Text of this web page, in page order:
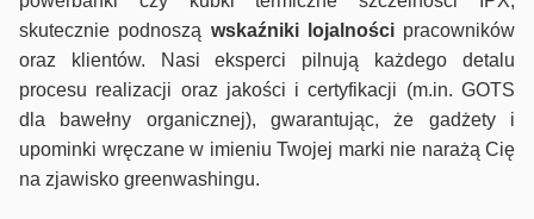
skutecznie podnoszą wskaźniki lojalnościpracowników
oraz klientów. Nasi eksperci pilnują każdego detalu
procesu realizacji oraz jakości i certyfikacji (m.in. GOTS
dla bawełny organicznej), gwarantując, że gadżety i
upominki wręczane w imieniu Twojej marki nie narażą Cię
na zjawisko greenwashingu.